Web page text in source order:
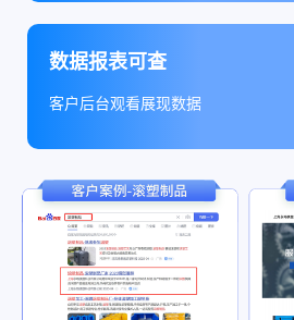
数据报表可查
客户后台观看展现数据